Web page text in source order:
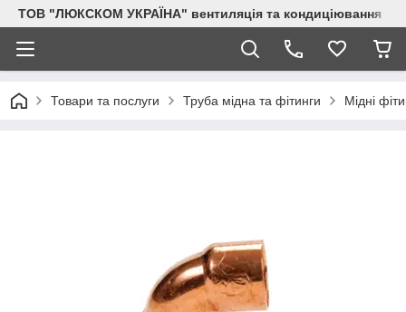
ТОВ "ЛЮКСКОМ УКРАЇНА" вентиляція та кондиціювання
Товари та послуги Труба мідна та фітинги Мідні